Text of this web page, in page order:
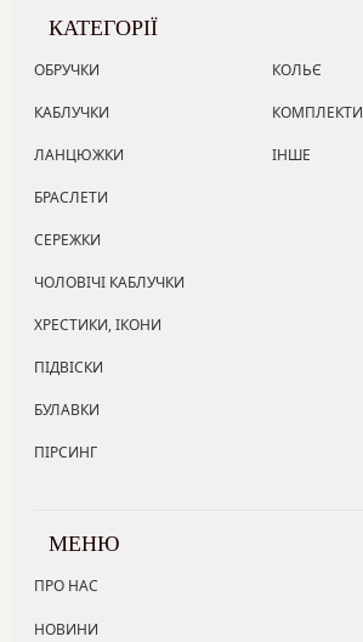
КАТЕГОРІЇ
ОБРУЧКИ
КАБЛУЧКИ
ЛАНЦЮЖКИ
БРАСЛЕТИ
СЕРЕЖКИ
ЧОЛОВІЧІ КАБЛУЧКИ
ХРЕСТИКИ, ІКОНИ
ПІДВІСКИ
БУЛАВКИ
ПІРСИНГ
КОЛЬЄ
КОМПЛЕКТИ
ІНШЕ
МЕНЮ
ПРО НАС
НОВИНИ